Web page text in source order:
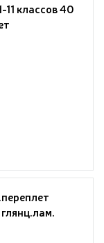
классов 40